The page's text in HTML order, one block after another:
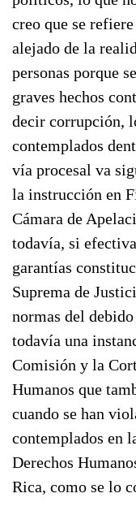
creo que se
alejado de la
personas porque
graves hechos
decir corrupción,
contemplados
vía procesal va
la instrucción en
Cámara de
todavía, si
garantías
Suprema de
normas del
todavía una
Comisión y la
Humanos que
cuando se han
contemplados en
Derechos
Rica, como se lo